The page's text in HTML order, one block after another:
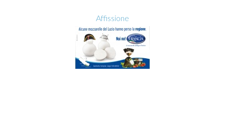
Affissione